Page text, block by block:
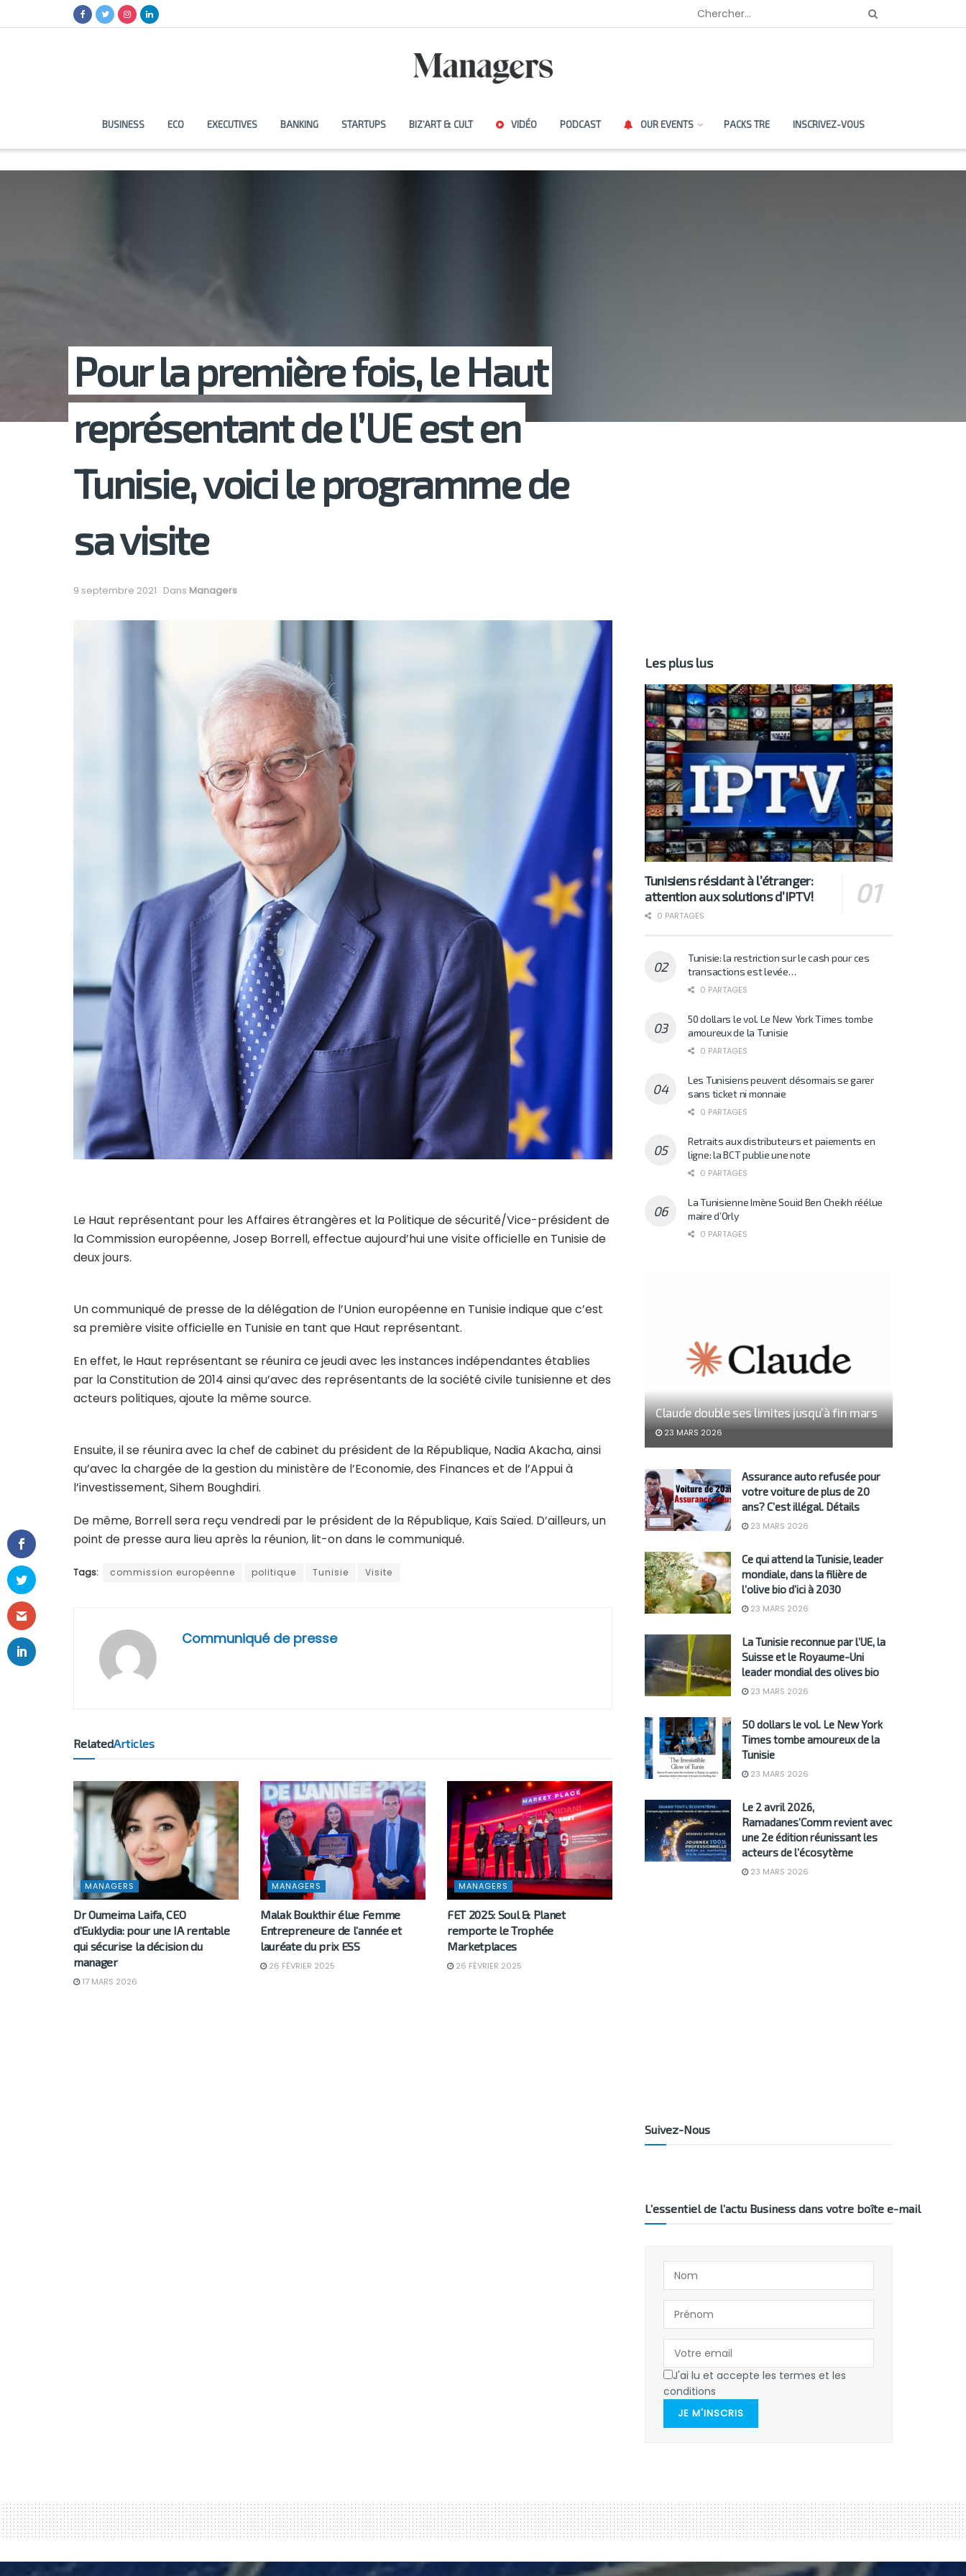
BUSINESS ECO EXECUTIVES BANKING STARTUPS BIZ’ART & CULT VIDÉO PODCAST OUR EVENTS PACKS TRE INSCRIVEZ-VOUS
Pour la première fois, le Haut
représentant de l’UE est en
Tunisie, voici le programme de
sa visite
9 septembre 2021 Dans Managers
Le Haut représentant pour les Affaires étrangères et la Politique de sécurité/Vice-président de
la Commission européenne, Josep Borrell, effectue aujourd’hui une visite officielle en Tunisie de
deux jours.
Un communiqué de presse de la délégation de l’Union européenne en Tunisie indique que c’est
sa première visite officielle en Tunisie en tant que Haut représentant.
En effet, le Haut représentant se réunira ce jeudi avec les instances indépendantes établies
par la Constitution de 2014 ainsi qu’avec des représentants de la société civile tunisienne et des
acteurs politiques, ajoute la même source.
Ensuite, il se réunira avec la chef de cabinet du président de la République, Nadia Akacha, ainsi
qu’avec la chargée de la gestion du ministère de l’Economie, des Finances et de l’Appui à
l’investissement, Sihem Boughdiri.
De même, Borrell sera reçu vendredi par le président de la République, Kaïs Saïed. D’ailleurs, un
point de presse aura lieu après la réunion, lit-on dans le communiqué.
Tags: commission européenne politique Tunisie Visite
Communiqué de presse
RelatedArticles
MANAGERS
Dr Oumeima Laifa, CEO
d’Euklydia: pour une IA rentable
qui sécurise la décision du
manager
17 MARS 2026
MANAGERS
Malak Boukthir élue Femme
Entrepreneure de l’année et
lauréate du prix ESS
26 FÉVRIER 2025
MANAGERS
FET 2025: Soul & Planet
remporte le Trophée
Marketplaces
26 FÉVRIER 2025
Les plus lus
Tunisiens résidant à l’étranger:
attention aux solutions d’IPTV!
0 PARTAGES
Tunisie: la restriction sur le cash pour ces
transactions est levée…
0 PARTAGES
50 dollars le vol. Le New York Times tombe
amoureux de la Tunisie
0 PARTAGES
Les Tunisiens peuvent désormais se garer
sans ticket ni monnaie
0 PARTAGES
Retraits aux distributeurs et paiements en
ligne: la BCT publie une note
0 PARTAGES
La Tunisienne Imène Souid Ben Cheikh réélue
maire d’Orly
0 PARTAGES
Claude double ses limites jusqu’à fin mars
23 MARS 2026
Assurance auto refusée pour
votre voiture de plus de 20
ans? C’est illégal. Détails
23 MARS 2026
Ce qui attend la Tunisie, leader
mondiale, dans la filière de
l’olive bio d’ici à 2030
23 MARS 2026
La Tunisie reconnue par l’UE, la
Suisse et le Royaume-Uni
leader mondial des olives bio
23 MARS 2026
50 dollars le vol. Le New York
Times tombe amoureux de la
Tunisie
23 MARS 2026
Le 2 avril 2026,
Ramadanes’Comm revient avec
une 2e édition réunissant les
acteurs de l’écosytème
23 MARS 2026
Suivez-Nous
L’essentiel de l’actu Business dans votre boîte e-mail
J'ai lu et accepte les termes et les
conditions
JE M'INSCRIS